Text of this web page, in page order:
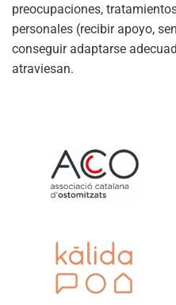
preocupaciones,
personales (recibir apoyo,
conseguir adaptarse
atraviesan.